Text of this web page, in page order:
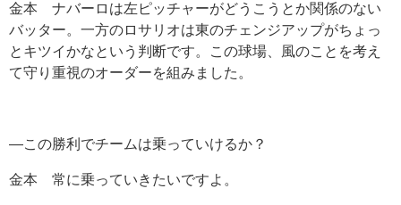
金本 ナバーロは左ピッチャーがどうこうとか関係のない
バッター。一方のロサリオは東のチェンジアップがちょっ
とキツイかなという判断です。この球場、風のことを考え
て守り重視のオーダーを組みました。
―この勝利でチームは乗っていけるか？
金本 常に乗っていきたいですよ。